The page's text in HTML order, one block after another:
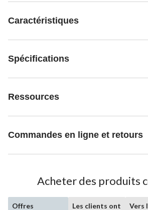
Caractéristiques
Spécifications
Ressources
Commandes en ligne et retours
Acheter des produits
Offres
Les clients ont
Vers